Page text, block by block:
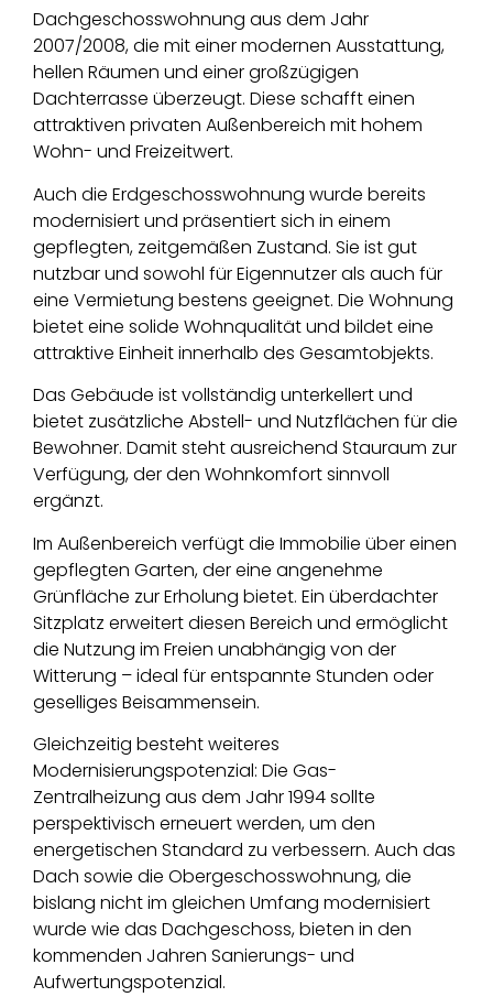
Dachgeschosswohnung aus dem Jahr
2007/2008, die mit einer modernen Ausstattung,
hellen Räumen und einer großzügigen
Dachterrasse überzeugt. Diese schafft einen
attraktiven privaten Außenbereich mit hohem
Wohn- und Freizeitwert.
Auch die Erdgeschosswohnung wurde bereits
modernisiert und präsentiert sich in einem
gepflegten, zeitgemäßen Zustand. Sie ist gut
nutzbar und sowohl für Eigennutzer als auch für
eine Vermietung bestens geeignet. Die Wohnung
bietet eine solide Wohnqualität und bildet eine
attraktive Einheit innerhalb des Gesamtobjekts.
Das Gebäude ist vollständig unterkellert und
bietet zusätzliche Abstell- und Nutzflächen für die
Bewohner. Damit steht ausreichend Stauraum zur
Verfügung, der den Wohnkomfort sinnvoll
ergänzt.
Im Außenbereich verfügt die Immobilie über einen
gepflegten Garten, der eine angenehme
Grünfläche zur Erholung bietet. Ein überdachter
Sitzplatz erweitert diesen Bereich und ermöglicht
die Nutzung im Freien unabhängig von der
Witterung – ideal für entspannte Stunden oder
geselliges Beisammensein.
Gleichzeitig besteht weiteres
Modernisierungspotenzial: Die Gas-
Zentralheizung aus dem Jahr 1994 sollte
perspektivisch erneuert werden, um den
energetischen Standard zu verbessern. Auch das
Dach sowie die Obergeschosswohnung, die
bislang nicht im gleichen Umfang modernisiert
wurde wie das Dachgeschoss, bieten in den
kommenden Jahren Sanierungs- und
Aufwertungspotenzial.